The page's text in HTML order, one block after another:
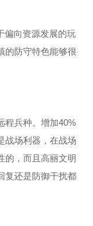
偏向资源发展的玩
的防守特色能够很
程兵种。增加40%
战场利器，在战场
的，而且高丽文明
复还是防御干扰都